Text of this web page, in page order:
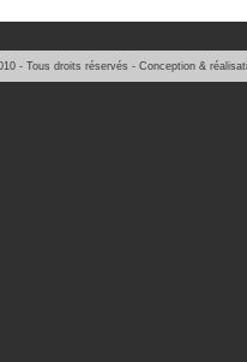
- Tous droits réservés - Conception &